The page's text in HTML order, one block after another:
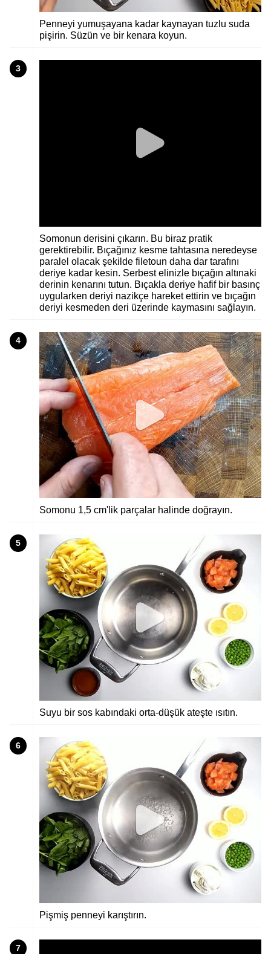
Penneyi yumuşayana kadar kaynayan tuzlu suda
pişirin. Süzün ve bir kenara koyun.
3
Somonun derisini çıkarın. Bu biraz pratik
gerektirebilir. Bıçağınız kesme tahtasına neredeyse
paralel olacak şekilde filetoun daha dar tarafını
deriye kadar kesin. Serbest elinizle bıçağın altınaki
derinin kenarını tutun. Bıçakla deriye hafif bir basınç
uygularken deriyi nazikçe hareket ettirin ve bıçağın
deriyi kesmeden deri üzerinde kaymasını sağlayın.
4
Somonu 1,5 cm'lik parçalar halinde doğrayın.
5
Suyu bir sos kabındaki orta-düşük ateşte ısıtın.
6
Pişmiş penneyi karıştırın.
7